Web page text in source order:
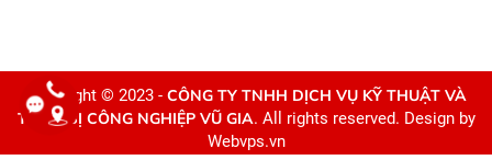
Copyright © 2023 - CÔNG TY TNHH DỊCH VỤ KỸ THUẬT VÀ
THIẾT BỊ CÔNG NGHIỆP VŨ GIA. All rights reserved. Design by
Webvps.vn